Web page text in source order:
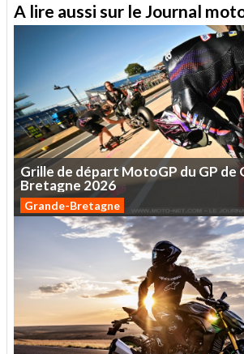
A lire aussi sur le Journal
Grille de départ MotoGP duGPde
Bretagne 2026
Grande-Bretagne